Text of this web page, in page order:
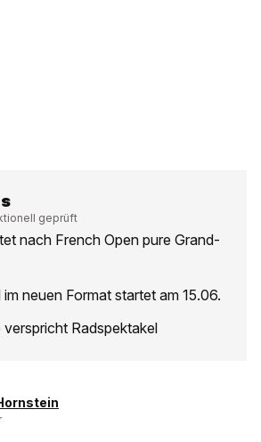
geprüft
nach French Open pure Grand-
neuen Format startet am 15.06.
verspricht Radspektakel